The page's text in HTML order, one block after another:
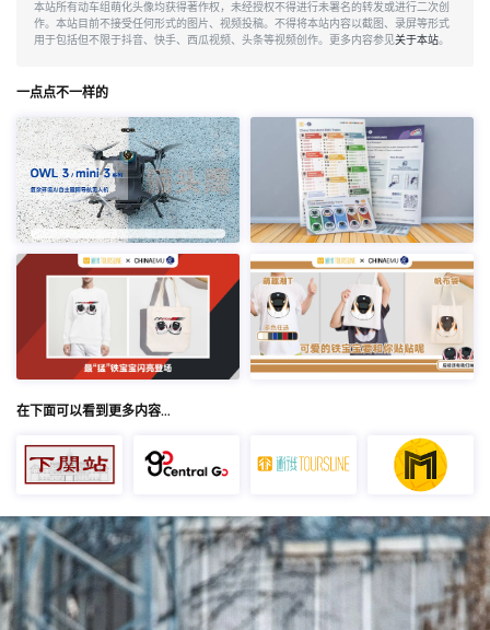
本站所有动车组萌化头像均获得著作权，未经授权不得进行未署名的转发或进行二次创
作。本站目前不接受任何形式的图片、视频投稿。不得将本站内容以截图、录屏等形式
用于包括但不限于抖音、快手、西瓜视频、头条等视频创作。更多内容参见关于本站。
一点点不一样的
在下面可以看到更多内容…